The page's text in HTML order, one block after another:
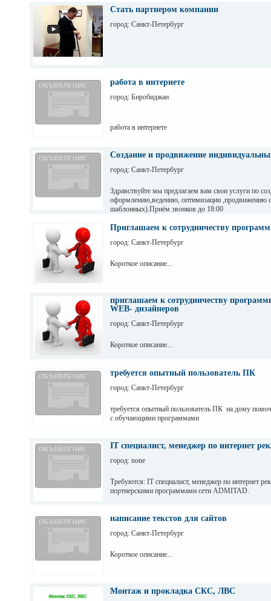
Стать партнером компании
город: Санкт-Петербург
работа в интернете
город: Биробиджан
работа в интернете
Создание и продвижение
город: Санкт-Петербург
Здравствуйте мы предлагаем вам свои услуги по
оформлению,ведению, оптимизации ,продвижению
шаблонных).Приём звонков до 18:00
38-30.
Приглашаем к сотрудничеству
город: Санкт-Петербург
Короткое описание...
приглашаем к сотрудничеству
WEB- дизайнеров
город: Санкт-Петербург
Короткое описание...
требуется опытный пользователь ПК
город: Санкт-Петербург
требуется опытный пользователь ПК на дому
с обучающими программами
IT cпециалист, менеджер по интернет
город: none
Требуются: IT cпециалист, менеджер по интернет
портнерскими программами сети ADMITAD.
написание текстов для сайтов
город: Санкт-Петербург
Короткое описание...
Монтаж и прокладка СКС, ЛВС